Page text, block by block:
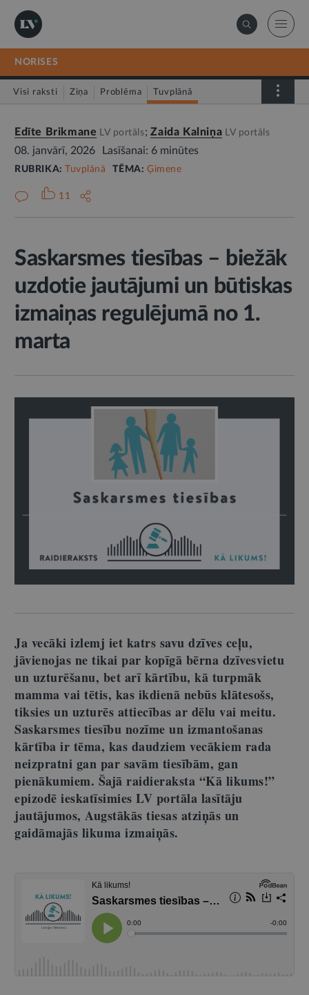
NORISES
Visi raksti Ziņa Problēma Tuvplānā
Edīte Brikmane LV portāls Zaida Kalniņa LV portāls
08. janvārī, 2026 Lasīšanai: 6 minūtes
RUBRIKA: Tuvplānā TĒMA:Ģimene
11
Saskarsmes tiesības – biežāk
uzdotie jautājumi un būtiskas
izmaiņas regulējumā no 1.
marta
Ja vecāki izlemj iet katrs savu dzīves ceļu,
jāvienojas ne tikai par kopīgā bērna dzīvesvietu
un uzturēšanu, bet arī kārtību, kā turpmāk
mamma vai tētis, kas ikdienā nebūs klātesošs,
tiksies un uzturēs attiecības ar dēlu vai meitu.
Saskarsmes tiesību nozīme un izmantošanas
kārtība ir tēma, kas daudziem vecākiem rada
neizpratni gan par savām tiesībām, gan
pienākumiem. Šajā raidieraksta “Kā likums!”
epizodē ieskatīsimies LV portāla lasītāju
jautājumos, Augstākās tiesas atziņās un
gaidāmajās likuma izmaiņās.